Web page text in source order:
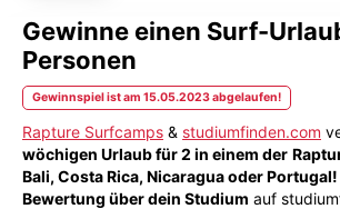
Gewinne einen Surf-
Personen
Gewinnspiel ist am 15.05.2023 abgelaufen!
Rapture Surfcamps & studiumfinden.com
wöchigen Urlaub für 2 in einem der
Bali, Costa Rica, Nicaragua oder Portugal!
Bewertung über dein Studium auf